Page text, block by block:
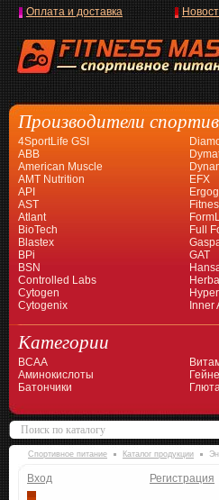
Оплата и доставка
Производители
4SportLife GSI
ABB
American Muscle
AMT Nutrition
API
AST
Atlant
BioTech
Blastex
BPi
BSN
Controlled Labs
Cytogen
Cytogenix
EFX
Full
GAT
Inner
Категории
BCAA
Аминокислоты
Батончики
Спортивное питание Каталог продукции
Вход Регистрация